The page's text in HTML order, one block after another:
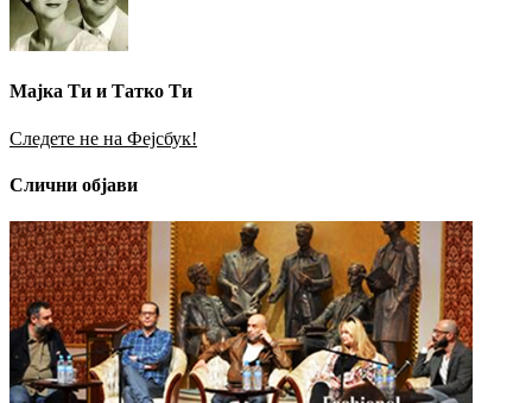
Мајка Ти и Татко Ти
Следете не на Фејсбук!
Слични објави